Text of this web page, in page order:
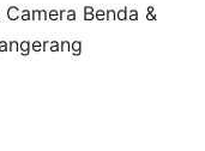
Benda &